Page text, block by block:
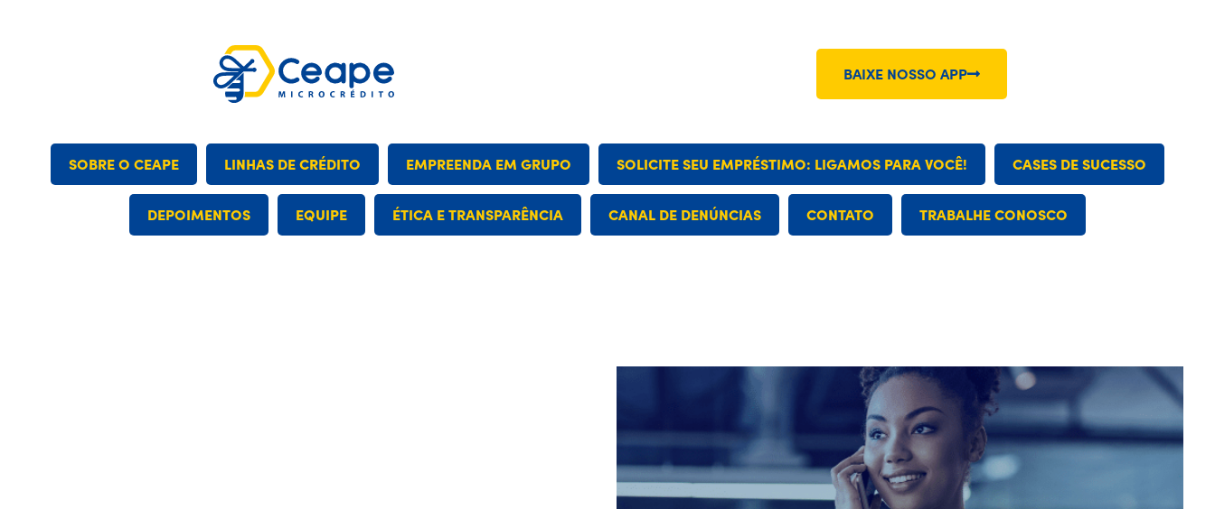
BAIXE NOSSO APP
SOBRE O CEAPE LINHAS DE CRÉDITO EMPREENDA EM GRUPO SOLICITE SEU EMPRÉSTIMO: LIGAMOS PARA VOCÊ! CASES DE SUCESSO
DEPOIMENTOS EQUIPE ÉTICA E TRANSPARÊNCIA CANAL DE DENÚNCIAS CONTATO TRABALHE CONOSCO